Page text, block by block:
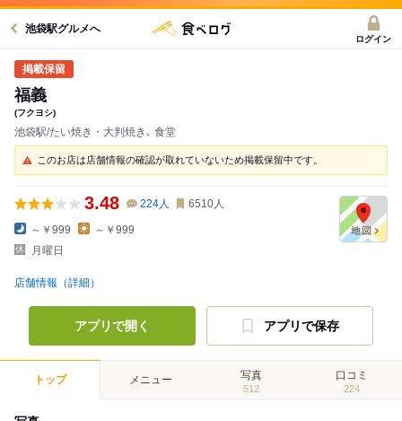
池袋駅グルメへ
ログイン
福義
(フクヨシ)
池袋駅/たい焼き・大判焼き､ 食堂
このお店は店舗情報の確認が取れていないため掲載保留中です。
3.48 224人 6510人
～￥999
～￥999
月曜日
店舗情報（詳細）
アプリで開く アプリで保存
トップ メニュー 写真
512
口コミ
224